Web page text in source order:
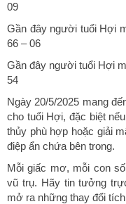
09
Gần đây người tuổi Hợi
66 – 06
Gần đây người tuổi Hợi
54
Ngày 20/5/2025 mang
cho tuổi Hợi, đặc biệt
thủy phù hợp hoặc giải
điệp ẩn chứa bên trong.
Mỗi giấc mơ, mỗi con
vũ trụ. Hãy tin tưởng
mở ra những thay đổi